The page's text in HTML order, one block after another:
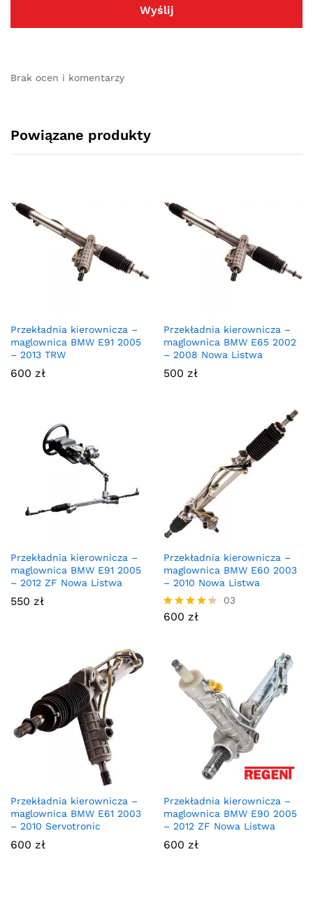
Brak ocen i komentarzy
Powiązane produkty
Przekładnia kierownicza –
maglownica BMW E91 2005
– 2013 TRW
600 zł
Przekładnia kierownicza –
maglownica BMW E65 2002
– 2008 Nowa Listwa
500 zł
Przekładnia kierownicza –
maglownica BMW E91 2005
– 2012 ZF Nowa Listwa
550 zł
Przekładnia kierownicza –
maglownica BMW E60 2003
– 2010 Nowa Listwa
Oceniono
03
600 zł
Przekładnia kierownicza –
maglownica BMW E61 2003
– 2010 Servotronic
600 zł
Przekładnia kierownicza –
maglownica BMW E90 2005
– 2012 ZF Nowa Listwa
600 zł